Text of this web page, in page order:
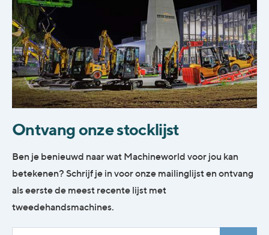
Ontvang onze stocklijst
Ben je benieuwd naar wat Machineworld voor jou kan
betekenen? Schrijf je in voor onze mailinglijst en ontvang
als eerste de meest recente lijst met
tweedehandsmachines.